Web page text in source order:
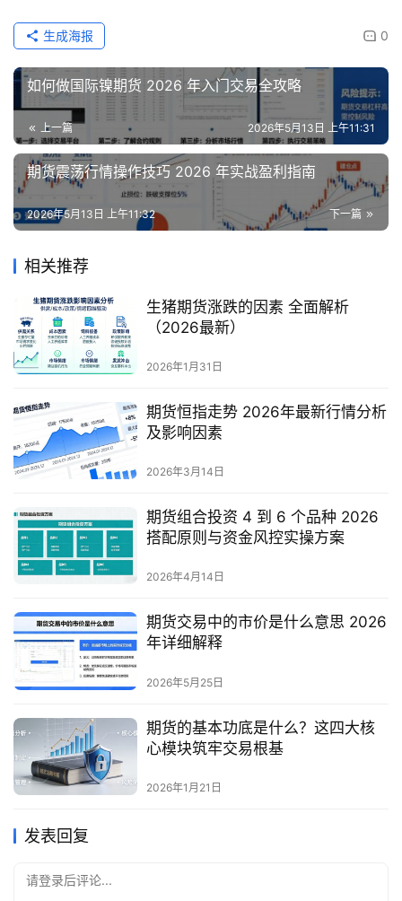
0
生成海报
如何做国际镍期货 2026 年入门交易全攻略
上一篇 2026年5月13日 上午11:31
期货震荡行情操作技巧 2026 年实战盈利指南
下一篇
2026年5月13日 上午11:32
相关推荐
生猪期货涨跌的因素 全面解析
（2026最新）
2026年1月31日
期货恒指走势 2026年最新行情分析
及影响因素
2026年3月14日
期货组合投资 4 到 6 个品种 2026
搭配原则与资金风控实操方案
2026年4月14日
期货交易中的市价是什么意思 2026
年详细解释
2026年5月25日
期货的基本功底是什么？这四大核
心模块筑牢交易根基
2026年1月21日
发表回复
请登录后评论...